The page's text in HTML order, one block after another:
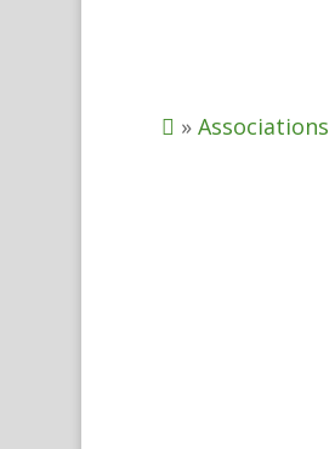
 »Associations